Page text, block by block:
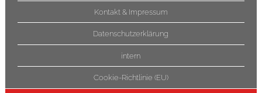
Kontakt & Impressum
Datenschutzerklärung
intern
Cookie-Richtlinie (EU)